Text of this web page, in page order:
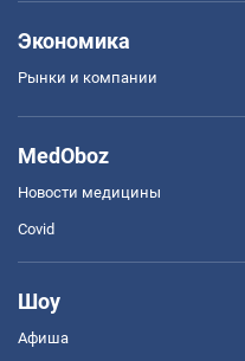
Экономика
Рынки и компании
MedOboz
Новости медицины
Covid
Шоу
Афиша